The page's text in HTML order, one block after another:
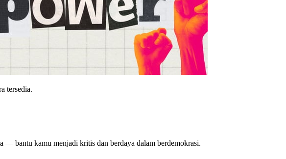
tersedia.
bantu kamu menjadi kritis dan berdaya dalam berdemokrasi.